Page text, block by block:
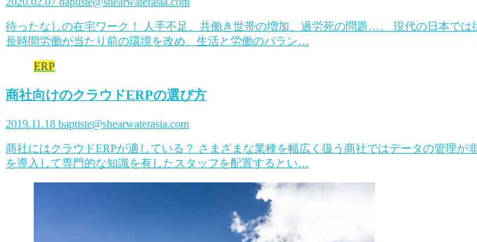
待ったなしの在宅ワーク！ 人手不足、共働き世帯の増加、過労死の問題…。 現代の日本で
長時間労働が当たり前の環境を改め、生活と労働のバラン…
ERP
商社向けのクラウドERPの選び方
2019.11.18 baptiste@shearwaterasia.com
商社にはクラウドERPが適している？ さまざまな業種を幅広く扱う商社ではデータの管理
を導入して専門的な知識を有したスタッフを配置するとい…